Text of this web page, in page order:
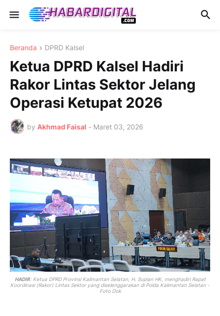
Beranda DPRD Kalsel
Ketua DPRD Kalsel Hadiri
Rakor Lintas Sektor Jelang
Operasi Ketupat 2026
by Akhmad Faisal - Maret 03, 2026
HADIR: Ketua DPRD Provinsi Kalimantan Selatan, H. Supian HK, menghadiri Rapat
Koordinasi (Rakor) Lintas Sektor yang diselenggarakan di Polda Kalimantan Selatan -
Foto Dok